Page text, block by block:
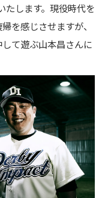
たします。現役時代を
を感じさせますが、
て遊ぶ山本昌さんに